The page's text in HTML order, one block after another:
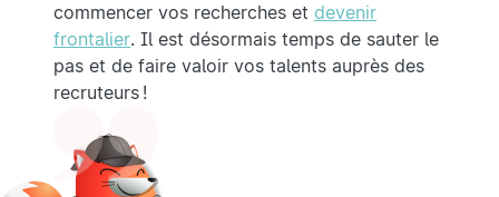
commencer vos recherches et devenir
frontalier. Il est désormais temps de sauter le
pas et de faire valoir vos talents auprès des
recruteurs !